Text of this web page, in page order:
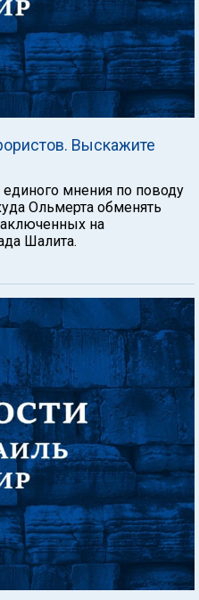
Выскажите
мнения по поводу
Ольмерта обменять
на
Шалита.